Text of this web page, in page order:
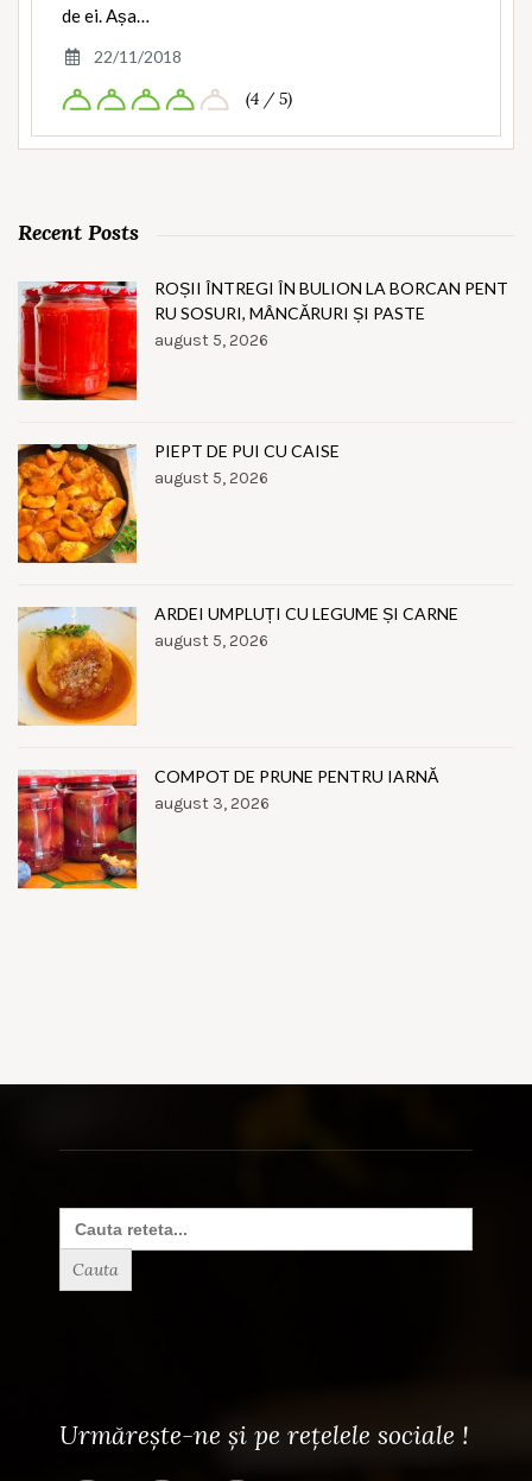
de ei. Așa…
22/11/2018
(4 / 5)
Recent Posts
ROȘII ÎNTREGI ÎN BULION LA BORCAN PENT
RU SOSURI, MÂNCĂRURI ȘI PASTE
august 5, 2026
PIEPT DE PUI CU CAISE
august 5, 2026
ARDEI UMPLUȚI CU LEGUME ȘI CARNE
august 5, 2026
COMPOT DE PRUNE PENTRU IARNĂ
august 3, 2026
Search
for:
Urmărește-ne și pe rețelele sociale !